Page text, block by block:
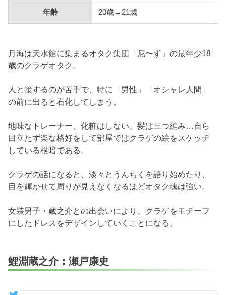
年齢 20歳→21歳
月海は天水館に集まるオタク集団「尼〜ず」の最年少18
歳のクラゲオタク。
人と接するのが苦手で、特に「男性」「オシャレ人間」
の前に出ると石化してしまう。
地味なトレーナー、化粧はしない、髪は三つ編み…自ら
目立たず楽な格好をして部屋ではクラゲの絵をスケッチ
している根暗である。
クラゲの話になると、淡々とうんちくを語り始めたり、
目を輝かせて周りが見えなくなるほどオタク魂は強い。
女装男子・蔵之介との出会いにより、クラゲをモチーフ
にしたドレスをデザインしていくことになる。
鯉淵蔵之介：瀬戸康史